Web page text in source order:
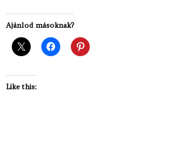
Ajánlod másoknak?
Like this: